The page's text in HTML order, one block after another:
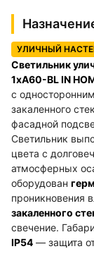
УЛИЧНЫЙ
Светильник
1хA60-BL IN
с
закаленного
фасадной
Светильник
цвета с
атмосферных
оборудован
проникновения
закаленного
свечение.
IP54 — защита